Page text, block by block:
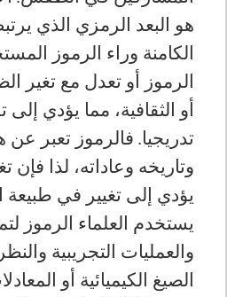
هو البعد الرمزي الذي
الكامنة وراء الرموز
الرموز أو تعدل مع تغير
أو الثقافية، مما يؤدي
تدريجيا. فالرموز تعبر عن
وتاريخه وعاداته، لذا فإن
يؤدي إلى تغيير في
يستخدم العلماء الرموز
والعمليات التجريبية
الصيغ الكيميائية أو